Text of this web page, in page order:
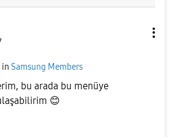
in Samsung Members
bu arada bu menüye
😊